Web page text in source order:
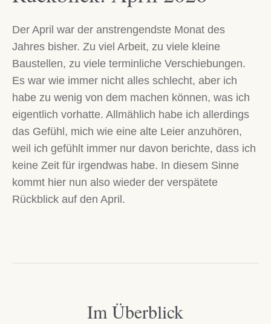
Der April war der anstrengendste Monat des
Jahres bisher. Zu viel Arbeit, zu viele kleine
Baustellen, zu viele terminliche Verschiebungen.
Es war wie immer nicht alles schlecht, aber ich
habe zu wenig von dem machen können, was ich
eigentlich vorhatte. Allmählich habe ich allerdings
das Gefühl, mich wie eine alte Leier anzuhören,
weil ich gefühlt immer nur davon berichte, dass ich
keine Zeit für irgendwas habe. In diesem Sinne
kommt hier nun also wieder der verspätete
Rückblick auf den April.
Im Überblick